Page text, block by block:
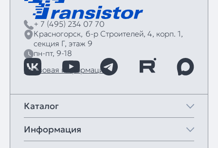
+ 7 (495) 234 07 70
Красногорск, б‑р Строителей, 4, корп. 1,
секция Г, этаж 9
пн-пт, 9-18
Правовая информация
Каталог
Информация